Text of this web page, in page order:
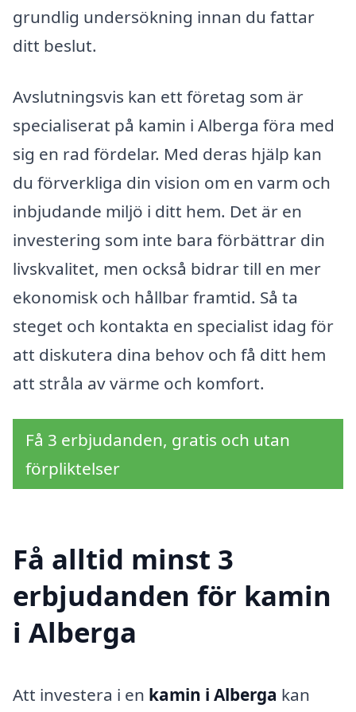
grundlig undersökning innan du fattar
ditt beslut.
Avslutningsvis kan ett företag som är
specialiserat på kamin i Alberga föra med
sig en rad fördelar. Med deras hjälp kan
du förverkliga din vision om en varm och
inbjudande miljö i ditt hem. Det är en
investering som inte bara förbättrar din
livskvalitet, men också bidrar till en mer
ekonomisk och hållbar framtid. Så ta
steget och kontakta en specialist idag för
att diskutera dina behov och få ditt hem
att stråla av värme och komfort.
Få 3 erbjudanden, gratis och utan
förpliktelser
Få alltid minst 3
erbjudanden för kamin
i Alberga
Att investera i en kamin i Alberga kan